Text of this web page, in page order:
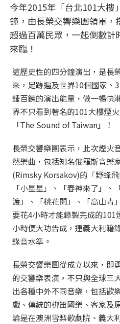
今年2015年「台北101大樓
鐘，由長榮交響樂團領軍
超過百萬民眾，一起倒數計
來臨！
這歷史性的四分鐘演出，是長
來，足跡遍及世界10個國家、
錘百鍊的演出能量，做一暢快
界不只看到著名的101大樓煙
「The Sound of Taiwan」！
長榮交響樂團表示，此次煙火
然樂曲，包括知名俄羅斯音樂
(Rimsky Korsakov)的「野蜂
「小星星」、「春神來了」、
渡」、「桃花開」、「高山青
要花4小時才能錄製完成的101
小時便大功告成，連義大利籍
錄音水準。
長榮交響樂團從成立以來，即
的交響樂表演，不只與全球三
出各種中外不同音樂，包括歡
戲、傳統的梆笛國樂、客家及
論是在澳洲雪梨歌劇院、義大